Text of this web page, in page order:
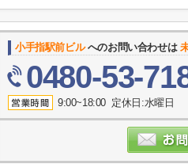
小手指駅前ビルへのお問い合わせは
0480-53-
9:00~18:00 定休日:水曜日